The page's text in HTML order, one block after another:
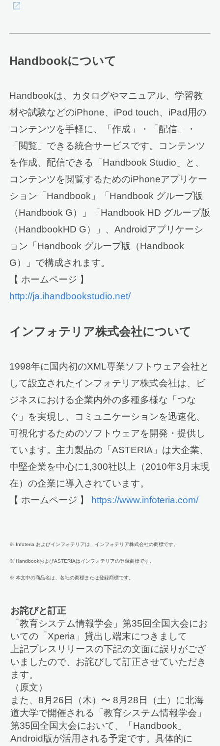
Handbookについて
Handbookは、カタログやマニュアル、学習教
材や試験などのiPhone、iPod touch、iPad用の
コンテンツを手軽に、「作成」・「配信」・
「閲覧」できる統合サービスです。コンテンツ
を作成、配信できる「Handbook Studio」と、
コンテンツを閲覧するためのiPhoneアプリケー
ション「Handbook」「Handbook グループ版
（Handbook G）」「Handbook HD グループ版
（HandbookHD G）」、Androidアプリケーシ
ョン「Handbook グループ版（Handbook
G）」で構成されます。
【 ホームページ 】
http://ja.ihandbookstudio.net/
インフォテリア株式会社について
1998年に国内初のXML専業ソフトウェア会社と
して設立されたインフォテリア株式会社は、ビ
ジネスにおける企業内外の多種多様な「つな
ぐ」を実現し、コミュニケーションを迅速化、
可視化するためのソフトウェアを開発・提供し
ています。主力製品の「ASTERIA」は大企業、
中堅企業を中心に1,300社以上（2010年3月末現
在）の企業に導入されています。
【 ホームページ 】
https://www.infoteria.com/
※ Infoteria およびインフォテリアは、インフォテリア株式会社の商標です。
※ HandbookおよびASTERIAはインフォテリアの登録商標です。
※ 本文中の商品名は、各社の商標または登録商標です。
お詫びと訂正
「教育システム情報学会」第35回全国大会にお
いての「Xperia」貸出し端末につきまして
上記プレスリリースの下記の文面に誤りがござ
いましたので、お詫びして訂正させていただき
ます。
（原文）
また、8月26日（木）〜 8月28日（土）に北海
道大学で開催される「教育システム情報学会」
第35回全国大会において、「Handbook」
Android版が活用される予定です。具体的に